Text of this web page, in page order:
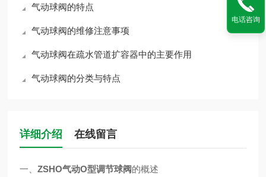
气动球阀的特点
气动球阀的维修注意事项
气动球阀在疏水管道扩容器中的主要作用
气动球阀的分类与特点
详细介绍 在线留言
一、ZSHO气动O型调节球阀的概述
电话咨询